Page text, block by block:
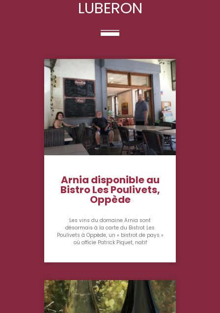
LUBERON
Arnia disponible au
Bistro Les Poulivets,
Oppède
Les vins du domaine Arnia sont
désormais à la carte du Bistrot Les
Poulivets à Oppède, un « bistrot de pays »
où officie Patrick Piquet, natif